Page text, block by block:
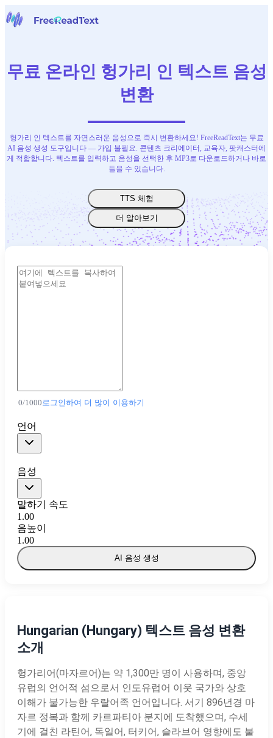
음성을 텍스트로
도구
한국어
무료 온라인 헝가리 인 텍스트 음성
변환
헝가리 인 텍스트를 자연스러운 음성으로 즉시 변환하세요! FreeReadText는 무료
AI 음성 생성 도구입니다 — 가입 불필요. 콘텐츠 크리에이터, 교육자, 팟캐스터에
게 적합합니다. 텍스트를 입력하고 음성을 선택한 후 MP3로 다운로드하거나 바로
들을 수 있습니다.
TTS 체험
더 알아보기
0/1000로그인하여 더 많이 이용하기
언어
음성
말하기 속도
1.00
음높이
1.00
AI 음성 생성
Hungarian (Hungary) 텍스트 음성 변환
소개
헝가리어(마자르어)는 약 1,300만 명이 사용하며, 중앙
유럽의 언어적 섬으로서 인도유럽어 이웃 국가와 상호
이해가 불가능한 우랄어족 언어입니다. 서기 896년경 마
자르 정복과 함께 카르파티아 분지에 도착했으며, 수세
기에 걸친 라틴어, 독일어, 터키어, 슬라브어 영향에도 불